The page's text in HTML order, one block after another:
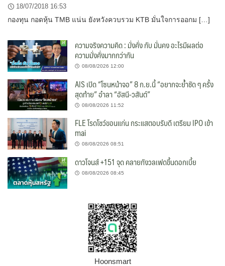
18/07/2018 16:53
กองทุน กอดหุ้น TMB แน่น ยังหวังควบรวม KTB มั่นใจการออกม […]
ความจริงความคิด : มั่งคั่ง กับ มั่นคง อะไรมีผลต่อ
ความมั่งคั่งมากกว่ากัน
08/08/2026 12:00
AIS เปิด “โซนหน้าจอ” 8 ก.ย.นี้ “อยากจะย้ำชัด ๆ ครั้ง
สุดท้าย” อำลา “อัสนี-วสันต์”
08/08/2026 11:52
FLE โรดโชว์ขอนแก่น กระแสตอบรับดี เตรียม IPO เข้า
mai
08/08/2026 08:51
ดาวโจนส์ +151 จุด คลายกังวลเฟดขึ้นดอกเบี้ย
08/08/2026 08:45
Hoonsmart